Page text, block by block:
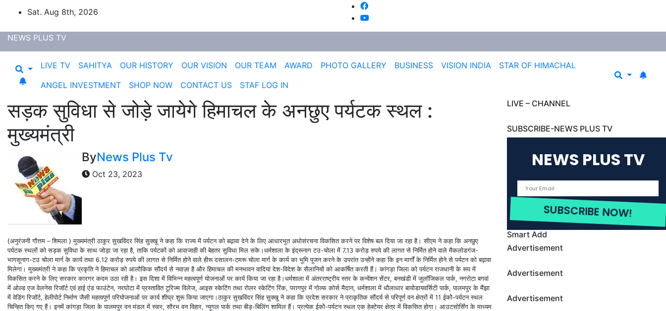
Sat. Aug 8th, 2026
NEWS PLUS TV
LIVE TV SAHITYA OUR HISTORY OUR VISION OUR TEAM AWARD PHOTO GALLERY BUSINESS VISION INDIA
STAR OF HIMACHAL
ANGEL INVESTMENT
SHOP NOW CONTACT US STAF LOG IN
सड़क सुविधा से जोड़े जायेगे हिमाचल के अनछुए पर्यटक स्थल :
मुख्यमंत्री
ByNews Plus Tv
Oct 23, 2023
{अनुरंजनी गौत्तम – शिमला } मुख्यमंत्री ठाकुर सुखविंदर सिंह सुक्खू ने कहा कि राज्य में पर्यटन को बढ़ावा देने के लिए आधारभूत अधोसंरचना विकसित करने पर विशेष बल दिया जा रहा है। सीएम ने कहा कि अनछुए
पर्यटक स्थलों को सड़क सुविधा के साथ जोड़ा जा रहा है, ताकि पर्यटकों को आवाजाही की बेहतर सुविधा मिल सके।धर्मशाला के इंद्रूनाग टउ-चोला में 7.13 करोड़ रुपये की लागत से निर्मित होने वाले मैकलोडगंज-
भागसूनाग-टउ चोला मार्ग के कार्य तथा 6.12 करोड़ रुपये की लागत से निर्मित होने वाले हीरू दसालन-टमरू चोला मार्ग के कार्य का भूमि पूजन करने के उपरांत उन्होंने कहा कि इन मार्गों के निर्मित होने से पर्यटन को बढ़ावा
मिलेगा। मुख्यमंत्री ने कहा कि प्रकृति ने हिमाचल को आलौकिक सौंदर्य से नवाज़ा है और हिमाचल की मनभावन वादियां देश-विदेश के सैलानियों को आकर्षित करती हैं। कांगड़ा जिला को पर्यटन राजधानी के रूप में
विकसित करने के लिए सरकार कारगर कदम उठा रही है। इस दिशा में विभिन्न महत्वपूर्ण योजनाओं पर कार्य किया जा रहा है।धर्मशाला में अंतरराष्ट्रीय स्तर के कन्वेंशन सेंटर, बनखंडी में जूलॉजिकल पार्क, नगरोटा बगवां
में ओल्ड एज वेलनेस रिजॉर्ट एवं हाई एंड फाउंटेन, नरघोटा में प्रस्तावित टूरिज्म विलेज, आइस स्केटिंग तथा रोलर स्केटिंग रिंक, परागपुर में गोल्फ कोर्स मैदान, धर्मशाला में धौलाधार बायोडायवर्सिटी पार्क, पालमपुर के मैंझा
में वेडिंग रिजॉर्ट, हेलीपोर्ट निर्माण जैसी महत्वपूर्ण परियोजनाओं पर कार्य शीघ्र शुरू किया जाएगा।ठाकुर सुखविंदर सिंह सुक्खू ने कहा कि प्रदेश सरकार ने प्राकृतिक सौंदर्य से परिपूर्ण वन क्षेत्रों में 11 ईकोे-पर्यटन स्थल
चिन्हित किए गए हैं। इनमें कांगड़ा जिला के पालमपुर वन मंडल में स्वार, सौरभ वन विहार, न्यूगल पार्क तथा बीड़-बिलिंग शामिल हैं। प्रत्येक ईकोे-पर्यटन स्थल एक हेक्टेयर क्षेत्र में विकसित होगा। आउटसोर्सिंग के माध्यम
LIVE – CHANNEL
SUBSCRIBE-NEWS PLUS TV
NEWS PLUS TV
Smart Add
Advertisement
Advertisement
Advertisement